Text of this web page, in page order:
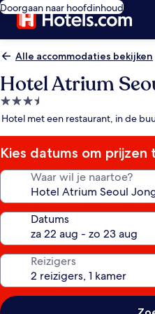
Doorgaan naar hoofdinhoud
Alle accommodaties bekijken
Hotel Atrium
3.5-
sterrenaccommodatie
Hotel met een restaurant, in de
Kies datums om prijzen
Waar wil je naartoe?
Datums
Reizigers